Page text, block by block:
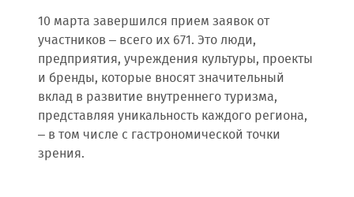
10 марта завершился прием заявок от
участников – всего их 671. Это люди,
предприятия, учреждения культуры, проекты
и бренды, которые вносят значительный
вклад в развитие внутреннего туризма,
представляя уникальность каждого региона,
– в том числе с гастрономической точки
зрения.